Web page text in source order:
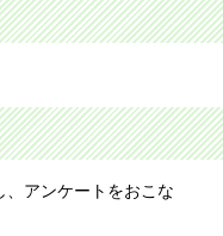
アンケートをおこな